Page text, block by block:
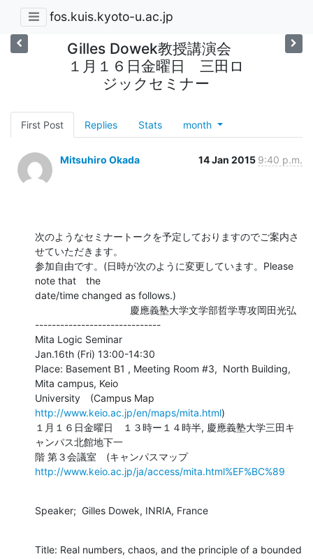
fos.kuis.kyoto-u.ac.jp
Gilles Dowek教授講演会
１月１６日金曜日 三田ロ
ジックセミナー
First Post Replies Stats month
Mitsuhiro Okada 14 Jan 2015 9:40 p.m.
次のようなセミナートークを予定しておりますのでご案内さ
せていただきます。
参加自由です。(日時が次のように変更しています。Please
note that　the
date/time changed as follows.)
慶應義塾大学文学部哲学専攻岡田光弘
------------------------------
Mita Logic Seminar
Jan.16th (Fri) 13:00-14:30
Place: Basement B1 , Meeting Room #3,  North Building,
Mita campus, Keio
http://www.keio.ac.jp/en/maps/mita.html)
１月１６日金曜日　１３時ー１４時半, 慶應義塾大学三田キ
ャンパス北館地下一
階 第３会議室　(キャンパスマップ
http://www.keio.ac.jp/ja/access/mita.html%EF%BC%89
Speaker;  Gilles Dowek, INRIA, France
Title: Real numbers, chaos, and the principle of a bounded